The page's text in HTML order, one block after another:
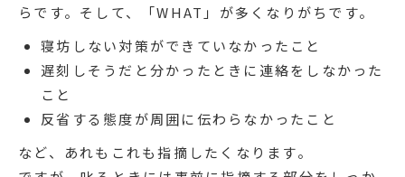
らです。そして、「WHAT」が多くなりがちです。
寝坊しない対策ができていなかったこと
遅刻しそうだと分かったときに連絡をしなかった
こと
反省する態度が周囲に伝わらなかったこと
など、あれもこれも指摘したくなります。